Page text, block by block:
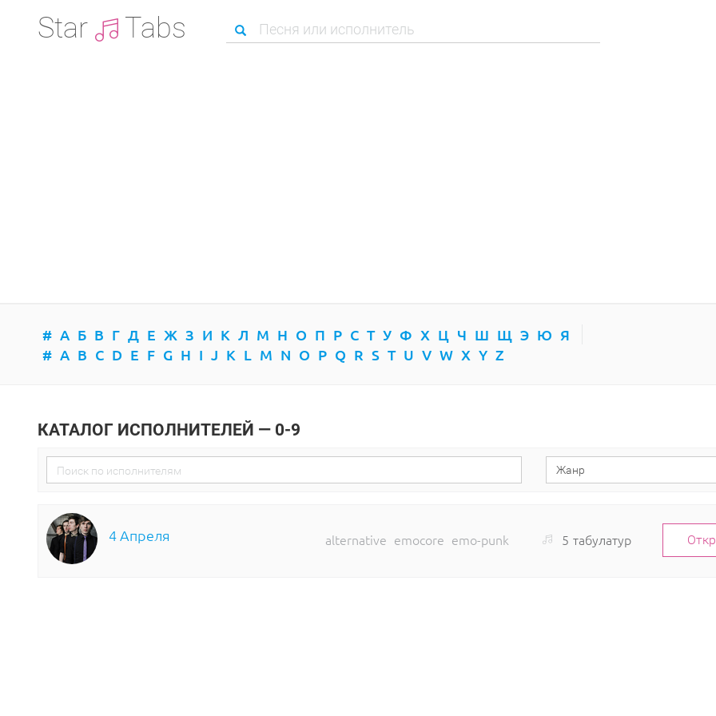
Star Tabs
# А Б В Г Д Е Ж З И К Л М Н О П Р С Т У Ф Х Ц Ч Ш Щ Э Ю Я
# A B C D E F G H I J K L M N O P Q R S T U V W X Y Z
КАТАЛОГ ИСПОЛНИТЕЛЕЙ — 0-9
4 Апреля alternative emocore emo-punk 5 табулатур